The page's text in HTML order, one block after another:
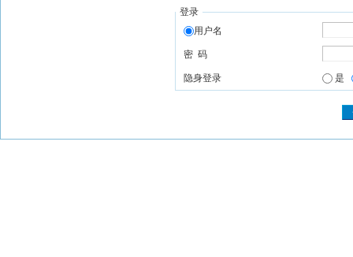
登录
用户名
密 码
隐身登录 是